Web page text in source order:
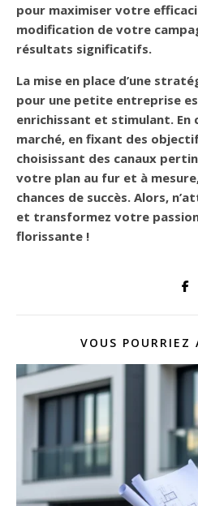
pour maximiser votre
modification de votre
résultats significatifs.
La mise en place d’une
pour une petite entreprise
enrichissant et stimulant.
marché, en fixant des
choisissant des canaux
votre plan au fur et à
chances de succès. Alors,
et transformez votre
florissante !
VOUS POURRIEZ